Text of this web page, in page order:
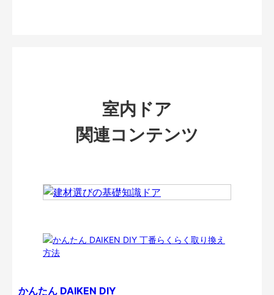
室内ドア
関連コンテンツ
かんたん DAIKEN DIY